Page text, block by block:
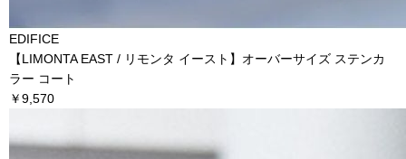
EDIFICE
【LIMONTA EAST / リモンタ イースト】オーバーサイズ ステンカ
ラー コート
￥9,570